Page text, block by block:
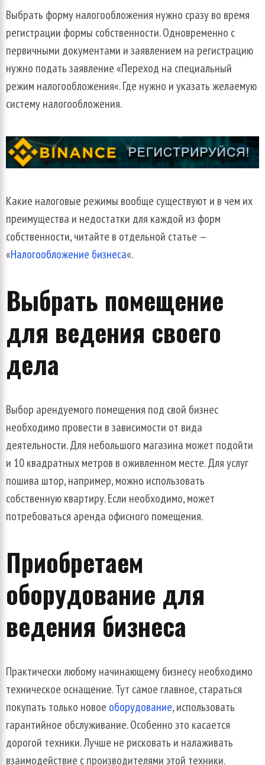
Выбрать формуналогообложения нужно сразуво время
регистрации формы собственности.Одновременно с
первичными документами изаявлением на регистрацию
нужно податьзаявление«Переход на специальный
режим налогообложения«.Где нужно иуказатьжелаемую
системуналогообложения.
Какие налоговые режимы вообще существуют и в чем их
преимущества и недостатки для каждой из форм
собственности,читайте в отдельной статье —
«Налогообложение бизнеса«.
Выбрать помещение
для ведения своего
дела
Выбор арендуемого помещения под свой бизнес
необходимо провести взависимости от вида
деятельности.Для небольшого магазина может подойти
и 10квадратныхметров в оживленном месте.Дляуслуг
пошива штор,например,можно использовать
собственнуюквартиру.Если необходимо,может
потребоваться аренда офисного помещения.
Приобретаем
оборудование для
ведения бизнеса
Практическилюбомуначинающемубизнесунеобходимо
техническое оснащение.Тут самое главное,стараться
покупать только новое оборудование,использовать
гарантийное обслуживание.Особенноэто касается
дорогой техники.Лучше не рисковать и налаживать
взаимодействие спроизводителямиэтой техники.